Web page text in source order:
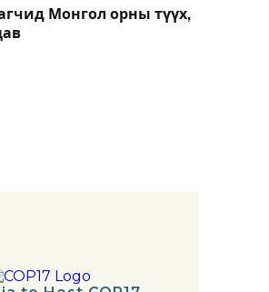
Монгол орны түүх,